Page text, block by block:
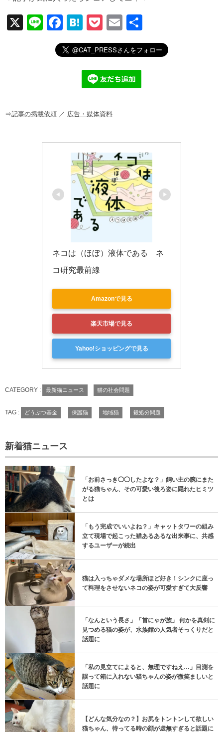
X
Li
F
a
c
o
H
at
e
n
a
P
o
ck
et
E
m
ail
有
⇒記事の掲載依頼 ／ 広告・媒体資料
ネコは（ほぼ）液体である　ネ
コ研究最前線
Amazonで見る
楽天市場で見る
Yahoo!ショッピングで見る
CATEGORY : 最新猫ニュース 猫の社会問題
TAG : どうぶつ基金 保護猫 地域猫 殺処分問題
新着猫ニュース
「お前さっき◯◯したよな？」飼い主の腕にまた
がる猫ちゃん、その可愛い後ろ姿に隠れたヒミツ
とは
「もう完成でいいよね？」キャットタワーの組み
立て現場で起こった猫あるあるな出来事に、共感
するユーザーが続出
猫は入っちゃダメな場所ほど好き！シンクに座っ
て料理をさせないネコの姿が可愛すぎて大反響
「なんという長さ」「首にゃが族」 何かを真剣に
見つめる猫の姿が、水族館の人気者そっくりだと
話題に
「私の見立てによると、無理ですねえ…」目測を
誤って箱に入れない猫ちゃんの姿が微笑ましいと
話題に
【どんな気分なの？】お尻をトントンして欲しい
猫ちゃん、待ってる時の顔が虚無すぎると話題に